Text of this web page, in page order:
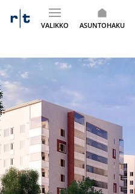
sisältöön
VALIKKO ASUNTOHAKU